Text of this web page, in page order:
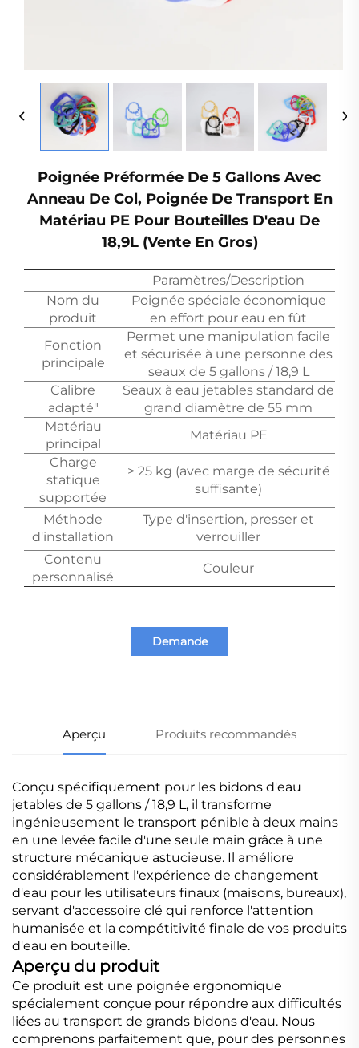
Poignée Préformée De 5 Gallons Avec
Anneau De Col, Poignée De Transport En
Matériau PE Pour Bouteilles D'eau De
18,9L (vente En Gros)
Paramètres/Description
Nom du
produit
Poignée spéciale économique
en effort pour eau en fût
Fonction
principale
Permet une manipulation facile
et sécurisée à une personne des
seaux de 5 gallons / 18,9 L
Calibre
adapté"
Seaux à eau jetables standard de
grand diamètre de 55 mm
Matériau
principal
Matériau PE
Charge
statique
supportée
> 25 kg (avec marge de sécurité
suffisante)
Méthode
d'installation
Type d'insertion, presser et
verrouiller
Contenu
personnalisé
Couleur
Demande
Aperçu Produits recommandés
Conçu spécifiquement pour les bidons d'eau
jetables de 5 gallons / 18,9 L, il transforme
ingénieusement le transport pénible à deux mains
en une levée facile d'une seule main grâce à une
structure mécanique astucieuse. Il améliore
considérablement l'expérience de changement
d'eau pour les utilisateurs finaux (maisons, bureaux),
servant d'accessoire clé qui renforce l'attention
humanisée et la compétitivité finale de vos produits
d'eau en bouteille.
Aperçu du produit
Ce produit est une poignée ergonomique
spécialement conçue pour répondre aux difficultés
liées au transport de grands bidons d'eau. Nous
comprenons parfaitement que, pour des personnes